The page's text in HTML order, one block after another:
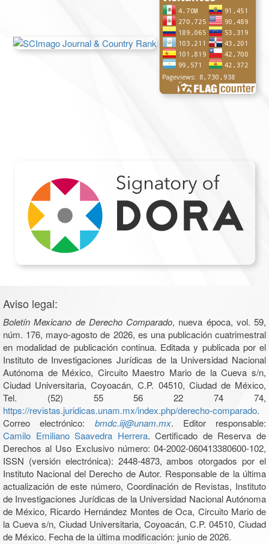
Aviso legal:
Boletín Mexicano de Derecho Comparado, nueva época, vol. 59,
núm. 176, mayo-agosto de 2026, es una publicación cuatrimestral
en modalidad de publicación continua. Editada y publicada por el
Instituto de Investigaciones Jurídicas de la Universidad Nacional
Autónoma de México, Circuito Maestro Mario de la Cueva s/n,
Ciudad Universitaria, Coyoacán, C.P. 04510, Ciudad de México,
Tel. (52) 55 56 22 74 74,
https://revistas.juridicas.unam.mx/index.php/derecho-comparado.
Correo electrónico: bmdc.iij@unam.mx. Editor responsable:
Camilo Emiliano Saavedra Herrera. Certificado de Reserva de
Derechos al Uso Exclusivo número: 04-2002-060413380600-102,
ISSN (versión electrónica): 2448-4873, ambos otorgados por el
Instituto Nacional del Derecho de Autor. Responsable de la última
actualización de este número, Coordinación de Revistas, Instituto
de Investigaciones Jurídicas de la Universidad Nacional Autónoma
de México, Ricardo Hernández Montes de Oca, Circuito Mario de
la Cueva s/n, Ciudad Universitaria, Coyoacán, C.P. 04510, Ciudad
de México. Fecha de la última modificación: junio de 2026.